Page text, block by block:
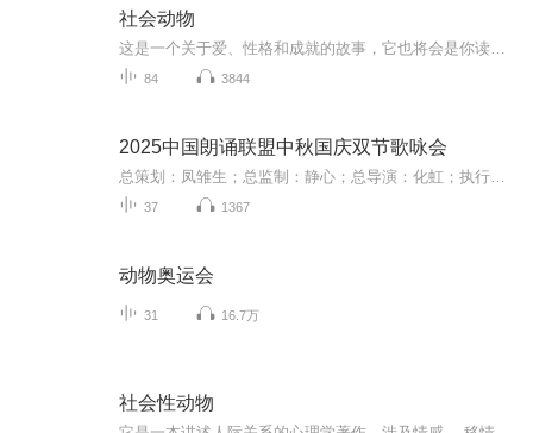
社会动物
84 3844
2025中国朗诵联盟中秋国庆双节歌咏会
37 1367
动物奥运会
31 16.7万
社会性动物